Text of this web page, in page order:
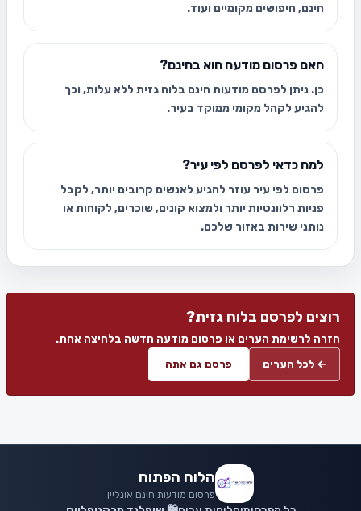
חינם, חיפושים מקומיים ועוד.
האם פרסום מודעה הוא בחינם?
כן. ניתן לפרסם מודעות חינם בלוח גזית ללא עלות, וכך
להגיע לקהל מקומי ממוקד בעיר.
למה כדאי לפרסם לפי עיר?
פרסום לפי עיר עוזר להגיע לאנשים קרובים יותר, לקבל
פניות רלוונטיות יותר ולמצוא קונים, שוכרים, לקוחות או
נותני שירות באזור שלכם.
רוצים לפרסם בלוח גזית?
חזרה לרשימת הערים או פרסום מודעה חדשה בלחיצה אחת.
← לכל הערים פרסם גם אתה
הלוח הפתוח
פרסום מודעות חינם אונליין